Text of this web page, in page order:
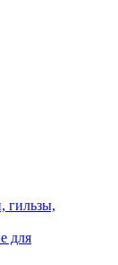
гильзы,
для